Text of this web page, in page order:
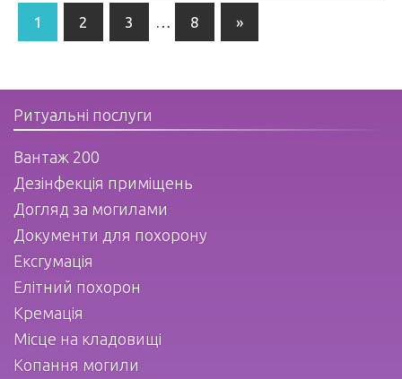
Пагінація
записів
1 2 3 8
Next
Posts
»
Ритуальні послуги
Вантаж 200
Дезінфекція приміщень
Догляд за могилами
Документи для похорону
Ексгумація
Елітний похорон
Кремація
Місце на кладовищі
Копання могили